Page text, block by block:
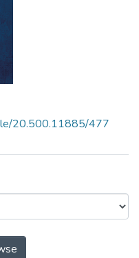
20.500.11885/477
y Realidad